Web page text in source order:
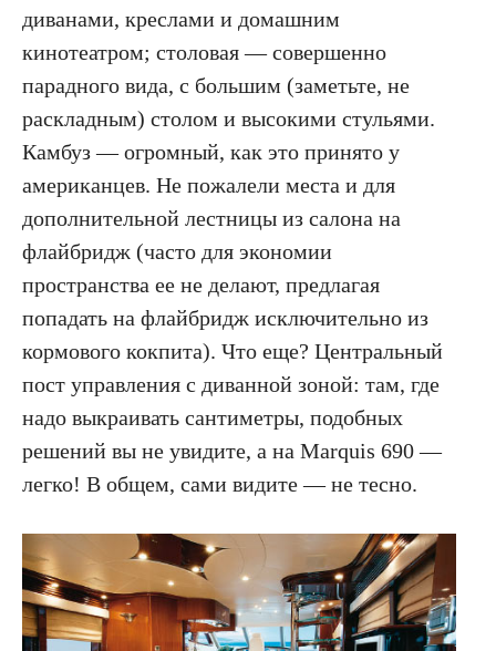
диванами, креслами и домашним
кинотеатром; столовая — совершенно
парадного вида, с большим (заметьте, не
раскладным) столом и высокими стульями.
Камбуз — огромный, как это принято у
американцев. Не пожалели места и для
дополнительной лестницы из салона на
флайбридж (часто для экономии
пространства ее не делают, предлагая
попадать на флайбридж исключительно из
кормового кокпита). Что еще? Центральный
пост управления с диванной зоной: там, где
надо выкраивать сантиметры, подобных
решений вы не увидите, а на Marquis 690 —
легко! В общем, сами видите — не тесно.
ПУТЕШЕСТВИЯХ
Я подтверждаю свое согласие с политикой
конфиденциальности, политикой обработки